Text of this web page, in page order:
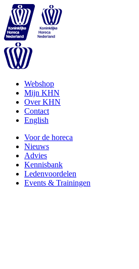
Webshop
Mijn KHN
Over KHN
Contact
English
Voor de horeca
Nieuws
Advies
Kennisbank
Ledenvoordelen
Events & Trainingen